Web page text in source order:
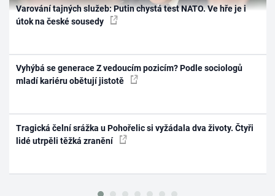
Varování tajných služeb: Putin chystá test NATO. Ve hře je i
útok na české sousedy
Vyhýbá se generace Z vedoucím pozicím? Podle sociologů
mladí kariéru obětují jistotě
Tragická čelní srážka u Pohořelic si vyžádala dva životy. Čtyři
lidé utrpěli těžká zranění